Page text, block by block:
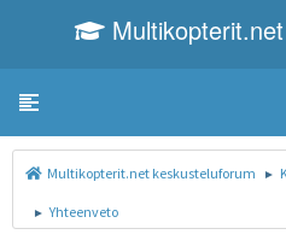
Toggle navigation
Multikopterit.net keskusteluforum ►
► Yhteenveto